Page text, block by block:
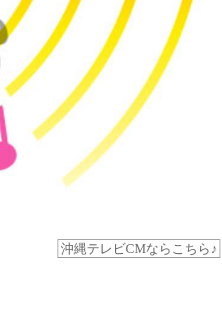
沖縄テレビCMならこちら♪